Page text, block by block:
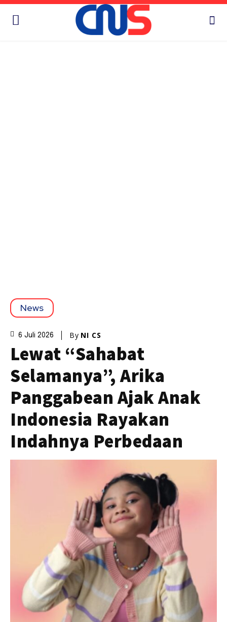
News
6 Juli 2026 By NI CS
Lewat “Sahabat
Selamanya”, Arika
Panggabean Ajak Anak
Indonesia Rayakan
Indahnya Perbedaan